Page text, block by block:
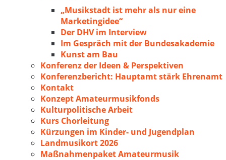
„Musikstadt ist mehr als nur eine
Marketingidee“
Der DHV im Interview
Im Gespräch mit der Bundesakademie
Kunst am Bau
Konferenz der Ideen & Perspektiven
Konferenzbericht: Hauptamt stärk Ehrenamt
Kontakt
Konzept Amateurmusikfonds
Kulturpolitische Arbeit
Kurs Chorleitung
Kürzungen im Kinder- und Jugendplan
Landmusikort 2026
Maßnahmenpaket Amateurmusik